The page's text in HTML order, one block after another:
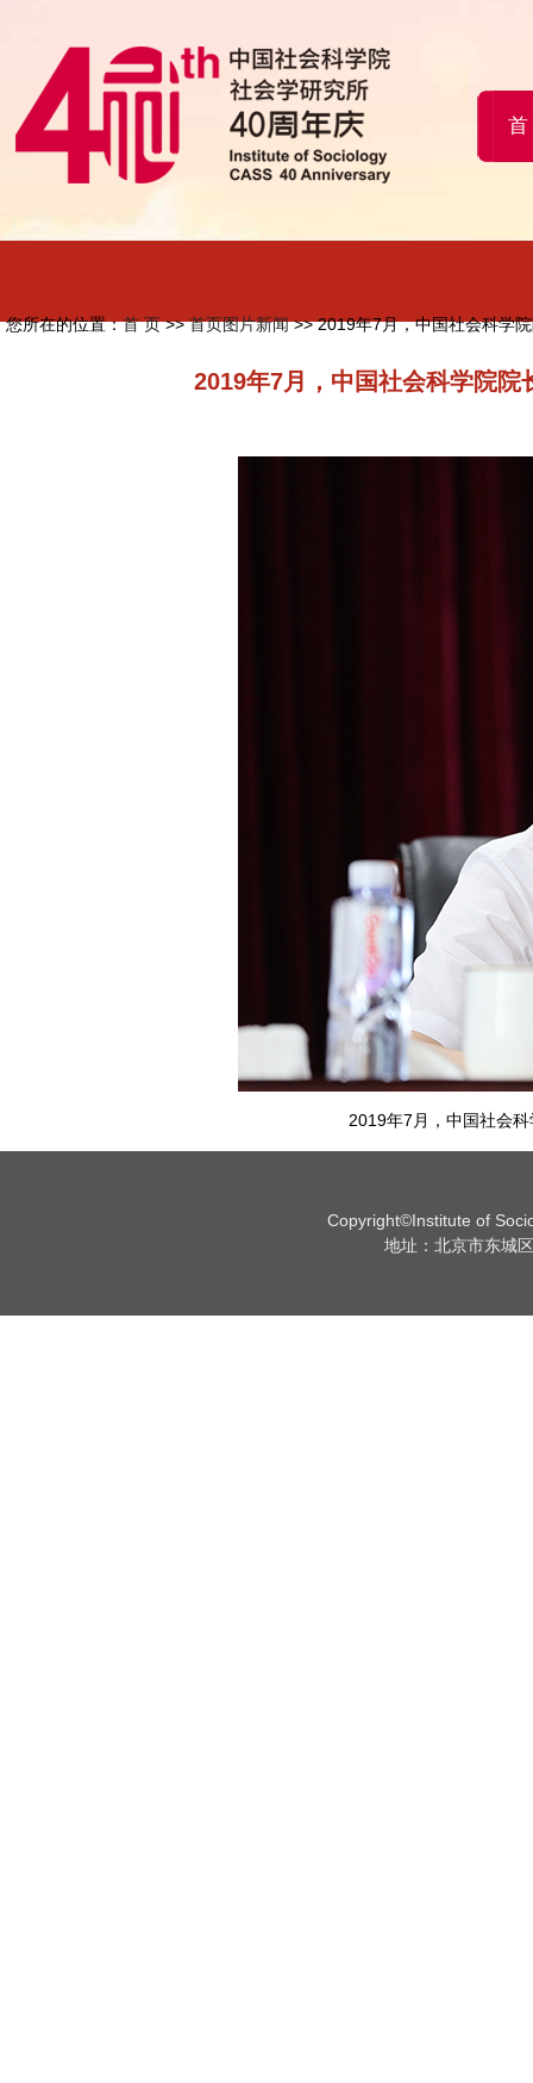
首
您所在的位置：首 页>>首页图片新闻>> 2019年7月，中国社会科学
2019年7月，中国社会科学院
2019年7月，中国社会
Copyright©Institute of
地址：北京市东